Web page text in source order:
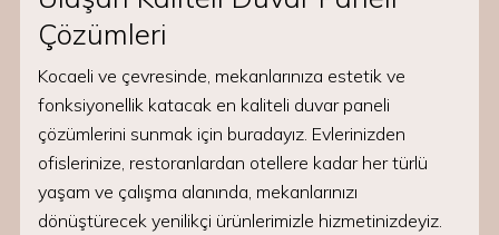
Çözümleri
Kocaeli ve çevresinde, mekanlarınıza estetik ve
fonksiyonellik katacak en kaliteli duvar paneli
çözümlerini sunmak için buradayız. Evlerinizden
ofislerinize, restoranlardan otellere kadar her türlü
yaşam ve çalışma alanında, mekanlarınızı
dönüştürecek yenilikçi ürünlerimizle hizmetinizdeyiz.